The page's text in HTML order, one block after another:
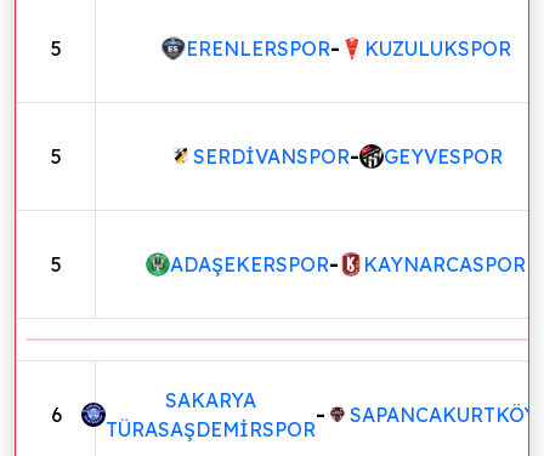
5 ERENLERSPOR- KUZULUKSPOR
5 SERDİVANSPOR- GEYVESPOR
5 ADAŞEKERSPOR- KAYNARCASPOR
6
SAKARYA
TÜRASAŞDEMİRSPOR
-